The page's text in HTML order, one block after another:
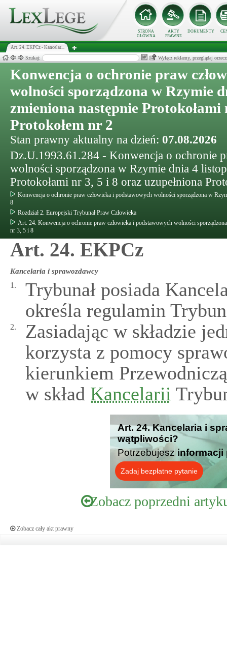
STRONA
GŁÓWNA
AKTY
PRAWNE
DOKUMENTY
Art. 24. EKPCz - Kancelar...
Szukaj: Wyłącz reklamy, przeglądaj
Konwencja o ochronie praw
wolności sporządzona w Rzymie
zmieniona następnie Protokołami
Protokołem nr 2
Stan prawny aktualny na dzień: 07.08.2026
Dz.U.1993.61.284 - Konwencja o ochronie
wolności sporządzona w Rzymie dnia 4
Protokołami nr 3, 5 i 8 oraz uzupełniona
Konwencja o ochronie praw człowieka i podstawowych wolności sporządzona w
8
Rozdział 2. Europejski Trybunał Praw Człowieka
Art. 24. Konwencja o ochronie praw człowieka i podstawowych wolności
nr 3, 5 i 8
Art. 24. EKPCz
Kancelaria i sprawozdawcy
1.
Trybunał posiada
określa regulamin
2.
Zasiadając w składzie
korzysta z pomocy
kierunkiem
w skład Kancelarii
Art. 24. Kancelaria i
wątpliwości?
Potrzebujesz informacji
Zadaj bezpłatne pytanie
Zobacz poprzedni
Zobacz cały akt prawny